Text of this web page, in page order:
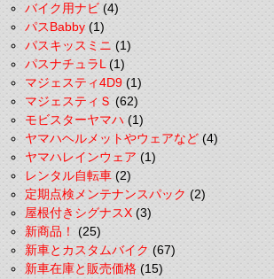
バイク用ナビ(4)
パスBabby(1)
パスキッスミニ(1)
パスナチュラL(1)
マジェスティ4D9(1)
マジェスティＳ(62)
モビスターヤマハ(1)
ヤマハヘルメットやウェアなど(4)
ヤマハレインウェア(1)
レンタル自転車(2)
定期点検メンテナンスパック(2)
屋根付きシグナスX(3)
新商品！(25)
新車とカスタムバイク(67)
新車在庫と販売価格(15)